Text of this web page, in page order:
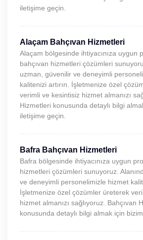
iletişime geçin.
Alaçam Bahçıvan Hizmetleri
Alaçam bölgesinde ihtiyacınıza uygun
bahçıvan hizmetleri çözümleri
uzman, güvenilir ve deneyimli
kalitenizi artırın. İşletmenize özel
verimli ve kesintisiz hizmet almanızı
Hizmetleri konusunda detaylı bilgi
iletişime geçin.
Bafra Bahçıvan Hizmetleri
Bafra bölgesinde ihtiyacınıza uygun
hizmetleri çözümleri sunuyoruz.
ve deneyimli personelimizle hizmet
İşletmenize özel çözümler üreterek
hizmet almanızı sağlıyoruz. Bahçıvan
konusunda detaylı bilgi almak için